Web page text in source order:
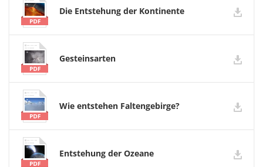
Die Entstehung der Kontinente
Gesteinsarten
Wie entstehen Faltengebirge?
Entstehung der Ozeane